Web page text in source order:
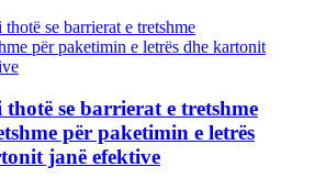
se barrierat e tretshme
për paketimin e letrës
janë efektive